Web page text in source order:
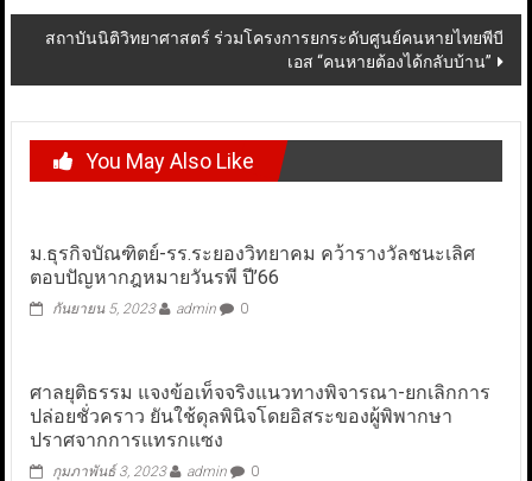
สถาบันนิติวิทยาศาสตร์ ร่วมโครงการยกระดับศูนย์คนหายไทยพีบี
เอส “คนหายต้องได้กลับบ้าน”
You May Also Like
ม.ธุรกิจบัณฑิตย์-รร.ระยองวิทยาคม คว้ารางวัลชนะเลิศ
ตอบปัญหากฎหมายวันรพี ปี’66
กันยายน 5, 2023 admin 0
ศาลยุติธรรม แจงข้อเท็จจริงแนวทางพิจารณา-ยกเลิกการ
ปล่อยชั่วคราว ยันใช้ดุลพินิจโดยอิสระของผู้พิพากษา
ปราศจากการแทรกแซง
กุมภาพันธ์ 3, 2023 admin 0